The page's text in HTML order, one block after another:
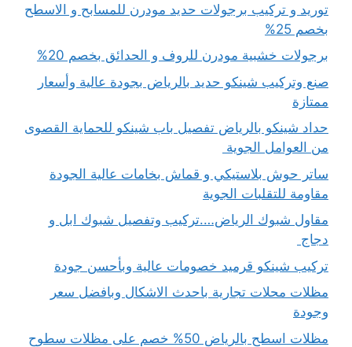
توريد و تركيب برجولات حديد مودرن للمسابح و الاسطح
بخصم 25%
برجولات خشبية مودرن للروف و الحدائق بخصم 20%
صنع وتركيب شينكو حديد بالرياض بجودة عالية وأسعار
ممتازة
حداد شينكو بالرياض تفصيل باب شينكو للحماية القصوى
من العوامل الجوية
ساتر حوش بلاستيكي و قماش بخامات عالية الجودة
مقاومة للتقلبات الجوية
مقاول شبوك الرياض….تركيب وتفصيل شبوك ابل و
دجاج
تركيب شينكو قرميد خصومات عالية وبأحسن جودة
مظلات محلات تجارية باحدث الاشكال وبافضل سعر
وجودة
مظلات اسطح بالرياض 50% خصم على مظلات سطوح